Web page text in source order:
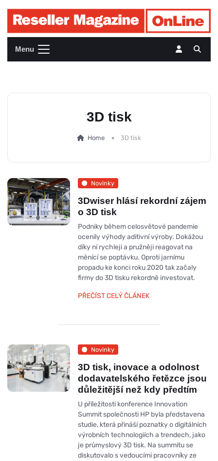
Menu
3D tisk
Home 3D tisk
Novinky
3Dwiser hlásí rekordní zájem
o 3D tisk
Podniky během celosvětové pandemie
ocenily výhody aditivní výroby. Dokážou
díky ní rychleji a pružněji reagovat na
měnící se poptávku. Oproti jarnímu
propadu ke konci roku 2020 tak začaly
firmy do 3D tisku rekordně investovat.
PŘEČÍST CELÝ ČLÁNEK
Novinky
3D tisk, inovace a odolnost
dodavatelského řetězce jsou
důležitější než kdy předtím
U příležitosti konference Innovation
Summit společnosti HP byla představena
studie, která přináší poznatky o digitálních
výrobních technologiích a trendech, jako
je průmyslový 3D tisk. Na summitu se
diskutovalo s vedoucími pracovníky ze